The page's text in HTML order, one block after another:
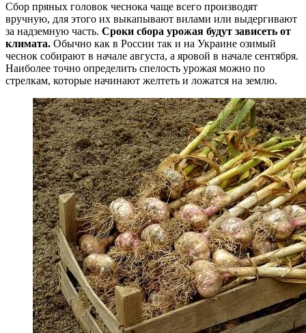
Сбор пряных головок чеснока чаще всего производят
вручную, для этого их выкапывают вилами или выдергивают
за надземную часть. Сроки сбора урожая будут зависеть от
климата. Обычно как в России так и на Украине озимый
чеснок собирают в начале августа, а яровой в начале сентября.
Наиболее точно определить спелость урожая можно по
стрелкам, которые начинают желтеть и ложатся на землю.